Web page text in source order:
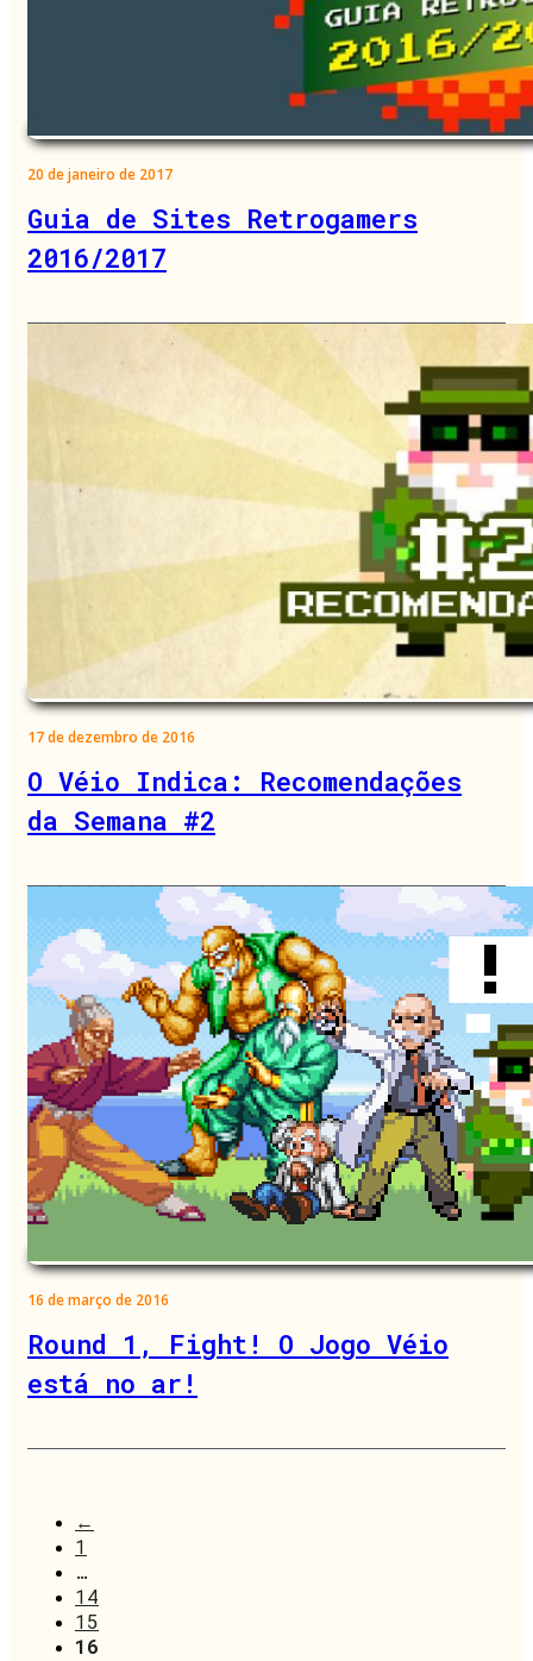
20 de janeiro de 2017
Guia de Sites Retrogamers
2016/2017
17 de dezembro de 2016
O Véio Indica: Recomendações
da Semana #2
16 de março de 2016
Round 1, Fight! O Jogo Véio
está no ar!
←
1
…
14
15
16